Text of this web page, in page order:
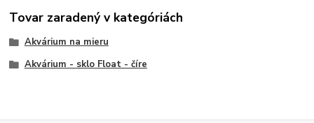
Tovar zaradený v kategóriách
Akvárium na mieru
Akvárium - sklo Float - číre